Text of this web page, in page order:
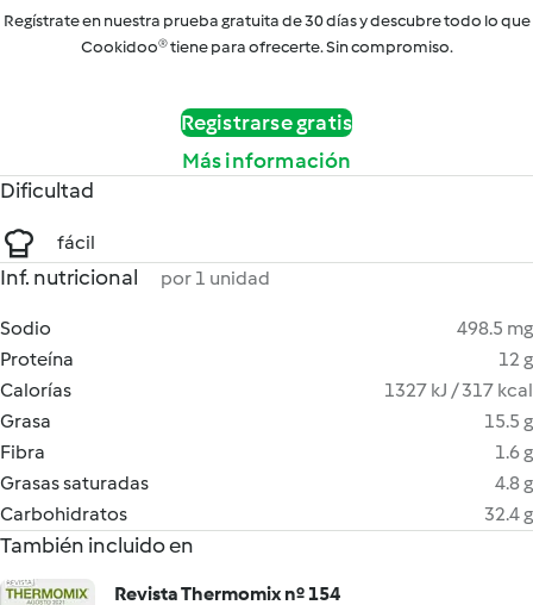
Regístrate en nuestra prueba gratuita de 30 días y descubre todo lo que
Cookidoo® tiene para ofrecerte. Sin compromiso.
Registrarse gratis
Más información
Dificultad
fácil
Inf. nutricional por 1 unidad
Sodio
498.5 mg
Proteína
12 g
Calorías
1327 kJ / 317 kcal
Grasa
15.5 g
Fibra
1.6 g
Grasas saturadas
4.8 g
Carbohidratos
32.4 g
También incluido en
Revista Thermomix nº 154